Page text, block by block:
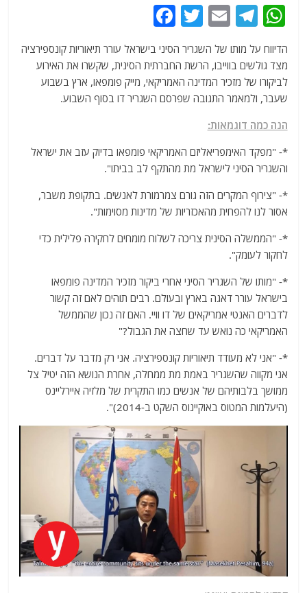
W
h
at
s
A
p
p
T
e
g
ra
m
E
ai
l
T
itt
er
c
e
b
o
k
הדיווח על מותו של השגריר הסיני בישראל עורר תיאוריות קונספירציה
מצד גולשים בווייבו, הרשת החברתית הסינית, שקשרו את האירוע
לביקורו של מזכיר המדינה האמריקאי, מייק פומפאו, ארץ בשבוע
שעבר, ולמאמר התגובה שפרסם השגריר דו בסוף השבוע.
הנה כמה דוגמאות:
*- "מפקד האימפריאליזם האמריקאי פומפאו בדיוק עזב את ישראל
והשגריר הסיני לישראל מת מהתקף לב בביתו".
*- "צירוף המקרים הזה גורם צמרמורת לאנשים. בתקופת משבר,
אסור לנו להפחית מהאכזריות של מדינות מסוימות".
*- "הממשלה הסינית צריכה לשלוח מומחים לחקירה פלילית כדי
לחקור לעומק".
*- "מותו של השגריר הסיני אחרי ביקור מזכיר המדינה פומפאו
בישראל עורר דאגה בארץ ובעולם. רבים תוהים לאם זה קשור
לדברים האנטי אמריקאים של דו וויי. האם זה נכון שהממשל
האמריקאי כה נואש עד שחצה את הגבול?"
*- "אני לא מעודד תיאוריות קונספירציה. אני רק מדבר על דברים.
אני מקווה שהשגריר באמת מת ממחלה, אחרת הנושא הזה יטיל צל
ממושך בלבותיהם של אנשים כמו התקרית של מלזיה איירליינס
(היעלמות המטוס באוקיינוס השקט ב-2014)".